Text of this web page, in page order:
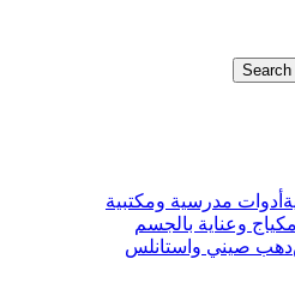
Search
أدوات مدرسية ومكتبية
مكياج وعناية بالجسم
دهب صيني واستانلس